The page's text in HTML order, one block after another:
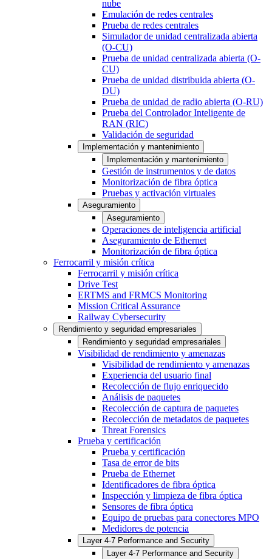
nube
Emulación de redes centrales
Prueba de redes centrales
Simulador de unidad centralizada abierta
(O-CU)
Prueba de unidad centralizada abierta (O-
CU)
Prueba de unidad distribuida abierta (O-
DU)
Prueba de unidad de radio abierta (O-RU)
Prueba del Controlador Inteligente de
RAN (RIC)
Validación de seguridad
Implementación y mantenimiento
Implementación y mantenimiento
Gestión de instrumentos y de datos
Monitorización de fibra óptica
Pruebas y activación virtuales
Aseguramiento
Aseguramiento
Operaciones de inteligencia artificial
Aseguramiento de Ethernet
Monitorización de fibra óptica
Ferrocarril y misión crítica
Ferrocarril y misión crítica
Drive Test
ERTMS and FRMCS Monitoring
Mission Critical Assurance
Railway Cybersecurity
Rendimiento y seguridad empresariales
Rendimiento y seguridad empresariales
Visibilidad de rendimiento y amenazas
Visibilidad de rendimiento y amenazas
Experiencia del usuario final
Recolección de flujo enriquecido
Análisis de paquetes
Recolección de captura de paquetes
Recolección de metadatos de paquetes
Threat Forensics
Prueba y certificación
Prueba y certificación
Tasa de error de bits
Prueba de Ethernet
Identificadores de fibra óptica
Inspección y limpieza de fibra óptica
Sensores de fibra óptica
Equipo de pruebas para conectores MPO
Medidores de potencia
Layer 4-7 Performance and Security
Layer 4-7 Performance and Security